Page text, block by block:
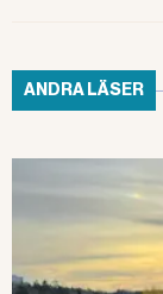
ANDRA LÄSER